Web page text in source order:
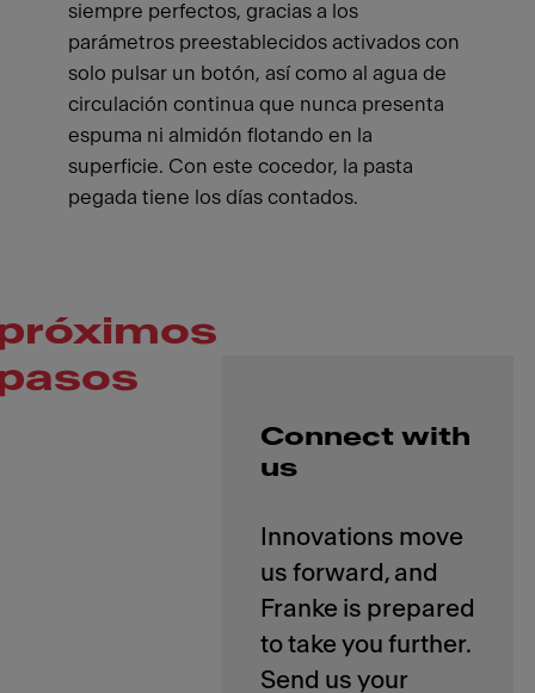
siempre perfectos, gracias a los
parámetros preestablecidos activados con
solo pulsar un botón, así como al agua de
circulación continua que nunca presenta
espuma ni almidón flotando en la
superficie. Con este cocedor, la pasta
pegada tiene los días contados.
Connect with
us
Innovations move
us forward, and
Franke is prepared
to take you further.
Send us your